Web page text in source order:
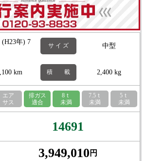
(H23年) 7
サ イ ズ 中型
km 積 載 2,400 kg
エア
サス
排ガス
適合
8ｔ
未満
7.5ｔ
未満
5ｔ
未満
14691
3,949,010 円